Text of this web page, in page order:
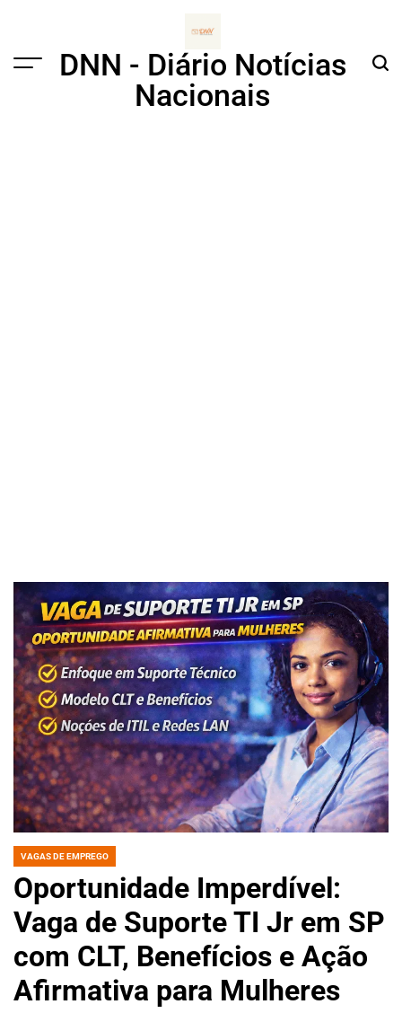
Menu
DNN - Diário Notícias
Nacionais
POSTED
VAGAS DE EMPREGO
Oportunidade Imperdível:
Vaga de Suporte TI Jr em SP
com CLT, Benefícios e Ação
Afirmativa para Mulheres